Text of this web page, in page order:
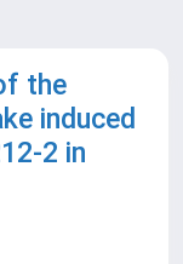
the
induced
2 in